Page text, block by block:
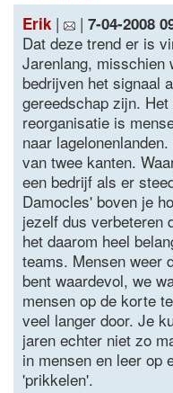
Erik | | 7-04-2008
Dat deze trend er is
Jarenlang, misschien
bedrijven het signaal
gereedschap zijn.
reorganisatie is
naar
van twee kanten.
een bedrijf als er
Damocles' boven je
jezelf dus verbeteren
het daarom heel
teams. Mensen weer
bent waardevol, we
mensen op de korte
veel langer door. Je
jaren echter niet zo
in mensen en leer op
'prikkelen'.